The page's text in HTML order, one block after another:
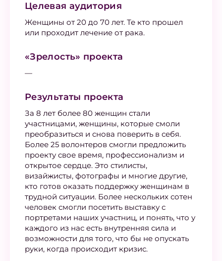
Целевая аудитория
Женщины от 20 до 70 лет. Те кто прошел
или проходит лечение от рака.
«Зрелость» проекта
—
Результаты проекта
За 8 лет более 80 женщин стали
участницами, женщины, которые смоли
преобразиться и снова поверить в себя.
Более 25 волонтеров смогли предложить
проекту свое время, профессионализм и
открытое сердце. Это стилисты,
визайжисты, фотографы и многие другие,
кто готов оказать поддержку женщинам в
трудной ситуации. Более нескольких сотен
человек смогли посетить выставку с
портретами наших участниц, и понять, что у
каждого из нас есть внутренняя сила и
возможности для того, что бы не опускать
руки, когда происходит кризис.